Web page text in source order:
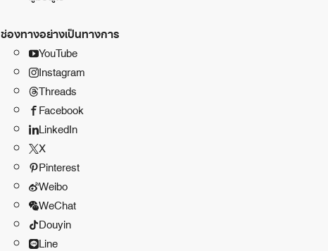
ช่องทางอย่างเป็นทางการ
YouTube
Instagram
Threads
Facebook
LinkedIn
X
Pinterest
Weibo
WeChat
Douyin
Line